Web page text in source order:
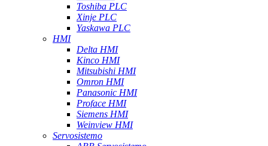
Toshiba PLC
Xinje PLC
Yaskawa PLC
HMI
Delta HMI
Kinco HMI
Mitsubishi HMI
Omron HMI
Panasonic HMI
Proface HMI
Siemens HMI
Weinview HMI
Servosistemo